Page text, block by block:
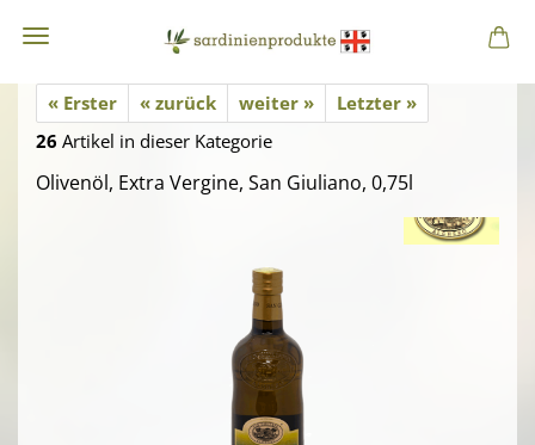
« Erster « zurück weiter »
Letzter »
26 Artikel in dieser Kategorie
Olivenöl, Extra Vergine, San Giuliano, 0,75l